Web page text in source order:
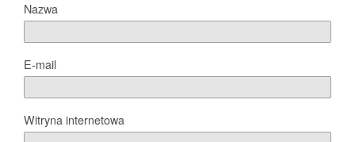
Nazwa
E-mail
Witryna internetowa